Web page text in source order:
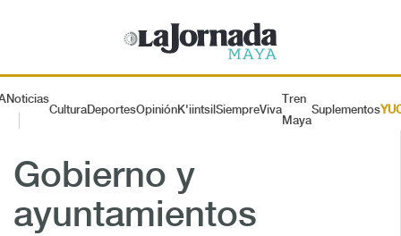
Noticias
CulturaDeportesOpiniónK'iintsil SiempreViva
Tren
Maya
Suplementos
Gobierno y
ayuntamientos